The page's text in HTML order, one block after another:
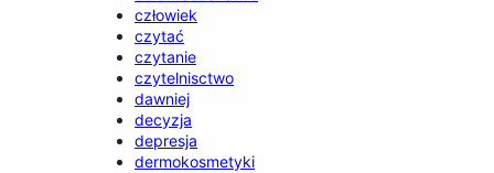
człowiek
czytać
czytanie
czytelnisctwo
dawniej
decyzja
depresja
dermokosmetyki